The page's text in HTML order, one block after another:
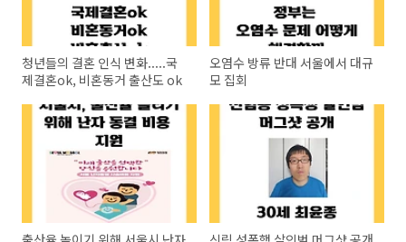
청년들의 결혼 인식 변화.....국
제결혼ok, 비혼동거 출산도 ok
오염수 방류 반대 서울에서 대규
모 집회